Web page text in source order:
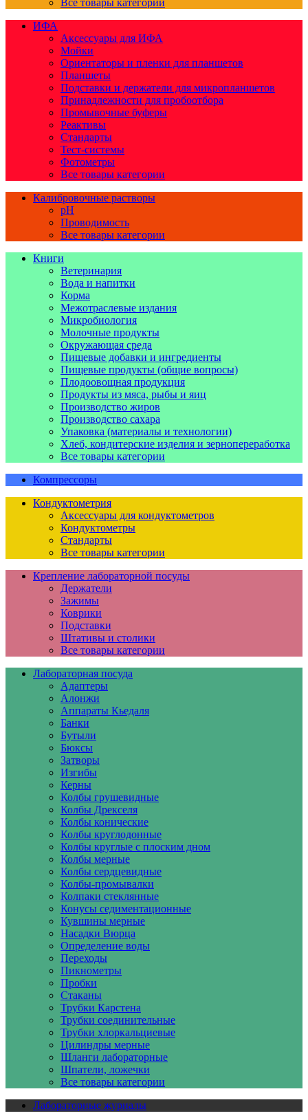
Все товары категории
ИФА
Аксессуары для ИФА
Мойки
Ориентаторы и пленки для планшетов
Планшеты
Подставки и держатели для микропланшетов
Принадлежности для пробоотбора
Промывочные буферы
Реактивы
Стандарты
Тест-системы
Фотометры
Все товары категории
Калибровочные растворы
pH
Проводимость
Все товары категории
Книги
Ветеринария
Вода и напитки
Корма
Межотраслевые издания
Микробиология
Молочные продукты
Окружающая среда
Пищевые добавки и ингредиенты
Пищевые продукты (общие вопросы)
Плодоовощная продукция
Продукты из мяса, рыбы и яиц
Производство жиров
Производство сахара
Упаковка (материалы и технологии)
Хлеб, кондитерские изделия и зернопереработка
Все товары категории
Компрессоры
Кондуктометрия
Аксессуары для кондуктометров
Кондуктометры
Стандарты
Все товары категории
Крепление лабораторной посуды
Держатели
Зажимы
Коврики
Подставки
Штативы и столики
Все товары категории
Лабораторная посуда
Адаптеры
Алонжи
Аппараты Кьедаля
Банки
Бутыли
Бюксы
Затворы
Изгибы
Керны
Колбы грушевидные
Колбы Дрекселя
Колбы конические
Колбы круглодонные
Колбы круглые с плоским дном
Колбы мерные
Колбы сердцевидные
Колбы-промывалки
Колпаки стеклянные
Конусы седиментационные
Кувшины мерные
Насадки Вюрца
Определение воды
Переходы
Пикнометры
Пробки
Стаканы
Трубки Карстена
Трубки соединительные
Трубки хлоркальциевые
Цилиндры мерные
Шланги лабораторные
Шпатели, ложечки
Все товары категории
Лабораторные журналы